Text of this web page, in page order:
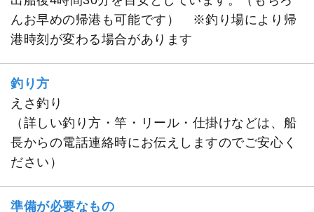
んお早めの帰港も可能です） ※釣り場により帰
港時刻が変わる場合があります
釣り方
えさ釣り
（詳しい釣り方・竿・リール・仕掛けなどは、船
長からの電話連絡時にお伝えしますのでご安心く
ださい）
準備が必要なもの